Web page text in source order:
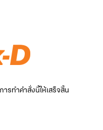
รทำคำสั่งนี้ให้เสร็จสิ้น